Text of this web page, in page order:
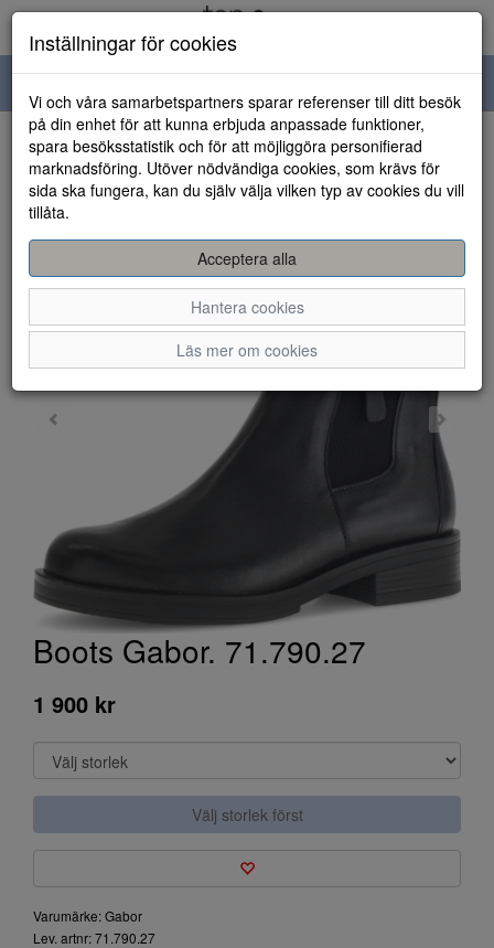
navigation
HEM
Boots Gabor. 71.790.27
1 900 kr
Välj storlek först
Varumärke: Gabor
Lev. artnr: 71.790.27
Inställningar för cookies
Vi och våra samarbetspartners sparar referenser till ditt besök
på din enhet för att kunna erbjuda anpassade funktioner,
spara besöksstatistik och för att möjliggöra personifierad
marknadsföring. Utöver nödvändiga cookies, som krävs för
sida ska fungera, kan du själv välja vilken typ av cookies du vill
tillåta.
Acceptera alla
Hantera cookies
Läs mer om cookies